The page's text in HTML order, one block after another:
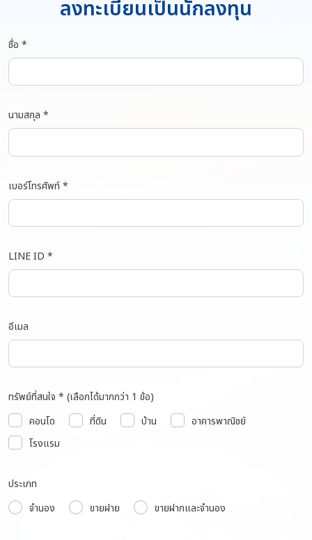
ลงทะเบียนเป็นนักลงทุน
ชื่อ *
นามสกุล *
เบอร์โทรศัพท์ *
LINE ID *
อีเมล
ทรัพย์ที่สนใจ * (เลือกได้มากกว่า 1 ข้อ)
คอนโด
ที่ดิน บ้าน
อาคารพาณิชย์
โรงแรม
ประเภท
จำนอง
ขายฝาย ขายฝากและจำนอง